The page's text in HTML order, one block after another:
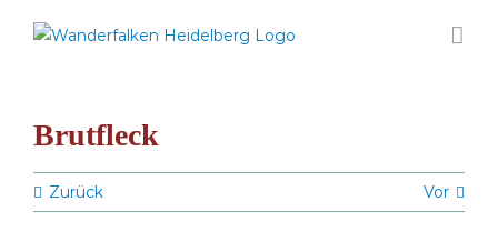
Inhalt
Brutfleck
Zurück Vor